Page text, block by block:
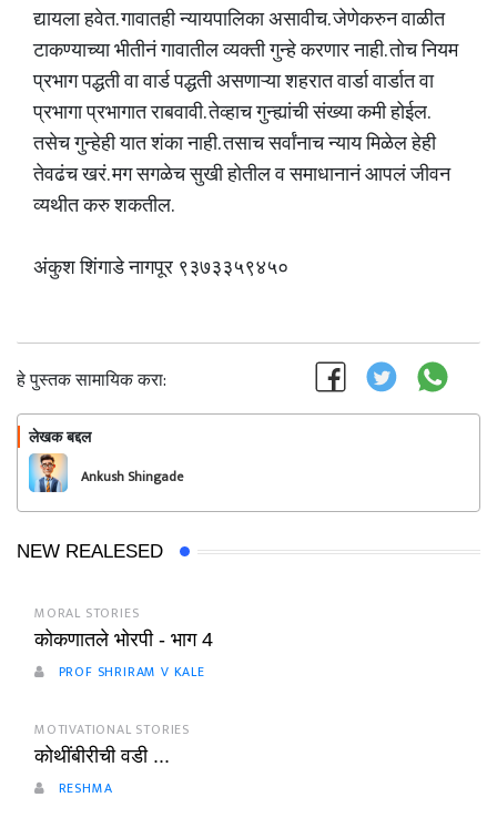
द्यायला हवेत. गावातही न्यायपालिका असावीच. जेणेकरुन वाळीत
टाकण्याच्या भीतीनं गावातील व्यक्ती गुन्हे करणार नाही. तोच नियम
प्रभाग पद्धती वा वार्ड पद्धती असणाऱ्या शहरात वार्डा वार्डात वा
प्रभागा प्रभागात राबवावी. तेव्हाच गुन्ह्यांची संख्या कमी होईल.
तसेच गुन्हेही यात शंका नाही. तसाच सर्वांनाच न्याय मिळेल हेही
तेवढंच खरं. मग सगळेच सुखी होतील व समाधानानं आपलं जीवन
व्यथीत करु शकतील.
अंकुश शिंगाडे नागपूर ९३७३३५९४५०
हे पुस्तक सामायिक करा:
लेखक बद्दल
Ankush Shingade
NEW REALESED
MORAL STORIES
कोकणातले भोरपी - भाग 4
PROF SHRIRAM V KALE
MOTIVATIONAL STORIES
कोथींबीरीची वडी ...
RESHMA